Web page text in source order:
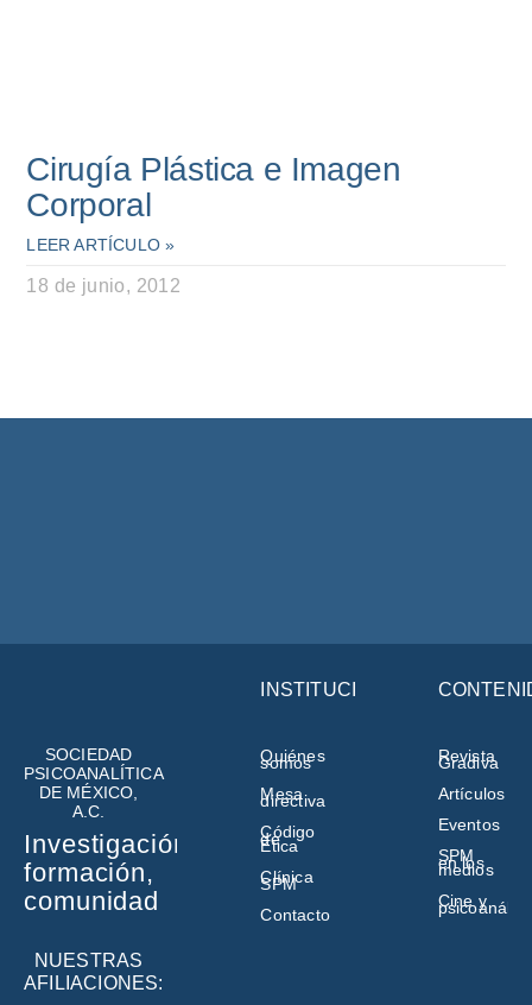
Cirugía Plástica e Imagen
Corporal
LEER ARTÍCULO »
18 de junio, 2012
SOCIEDAD
PSICOANALÍTICA
DE MÉXICO,
A.C.
Investigación,
formación,
comunidad
NUESTRAS
AFILIACIONES:
INSTITUCIÓN
Quiénes
somos
Mesa
directiva
Código
de
Ética
Clínica
SPM
Contacto
Revista
Gradiva
Artículos
Eventos
SPM
en los
medios
Cine y